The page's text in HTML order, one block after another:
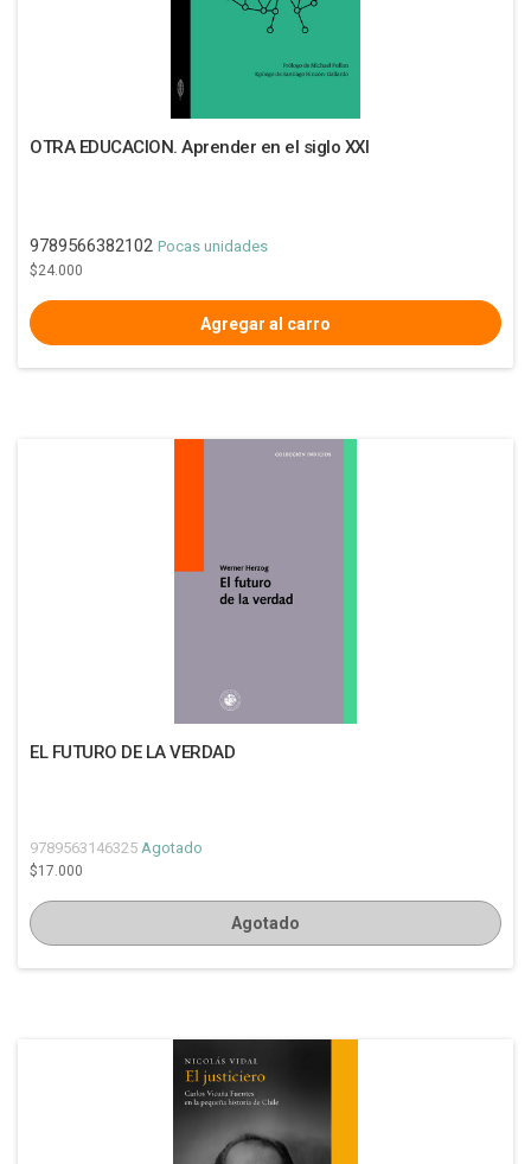
OTRA EDUCACION. Aprender en el siglo XXI
9789566382102 Pocas unidades
$24.000
EL FUTURO DE LA VERDAD
9789563146325 Agotado
$17.000
Agotado